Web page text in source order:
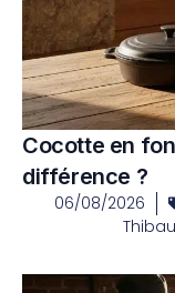
Cocotte en
différence ?
06/08/2026